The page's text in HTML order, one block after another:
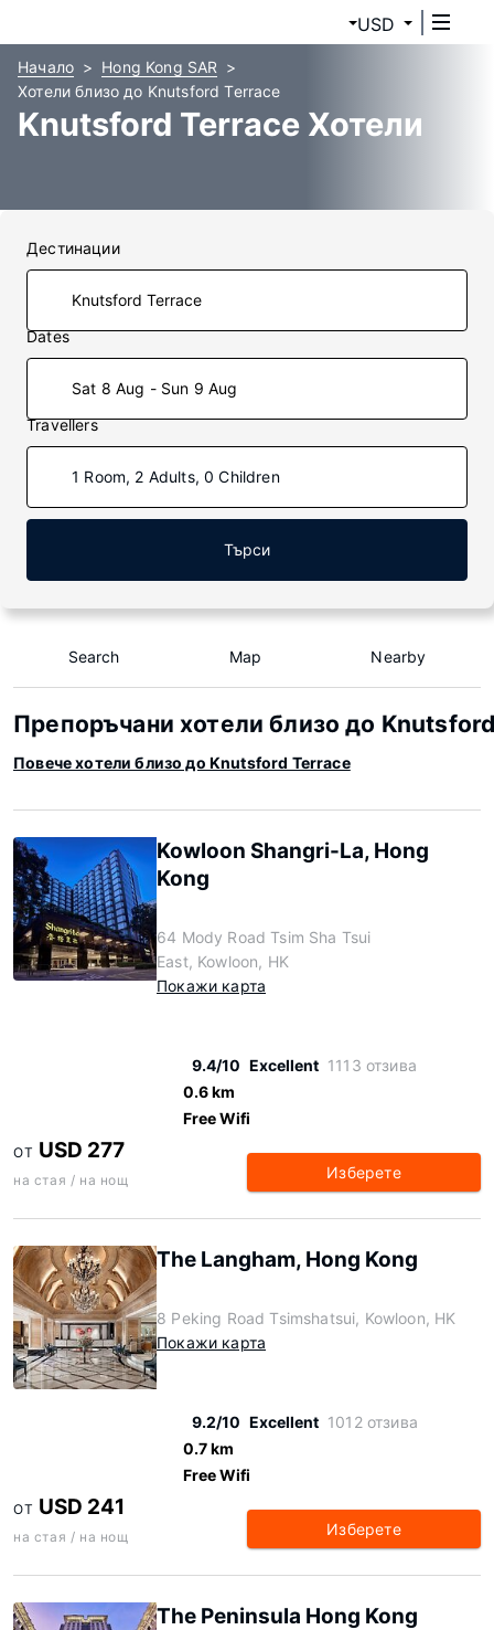
USD
Начало
Hong Kong SAR
Хотели близо до Knutsford Terrace
Knutsford Terrace Хотели
Дестинации
Dates
Sat 8 Aug - Sun 9 Aug
Travellers
1 Room, 2 Adults, 0 Children
Търси
Search Map Nearby
Препоръчани хотели близо до
Повече хотели близо до Knutsford Terrace
Kowloon Shangri-La, Hong
Kong
64 Mody Road Tsim Sha Tsui
East, Kowloon, HK
Покажи карта
9.4/10 Excellent 1113 отзива
0.6 km
Free Wifi
ОТ USD 277
на стая / на нощ Изберете
The Langham, Hong Kong
8 Peking Road Tsimshatsui, Kowloon, HK
Покажи карта
9.2/10 Excellent 1012 отзива
0.7 km
Free Wifi
ОТ USD 241
на стая / на нощ Изберете
The Peninsula Hong Kong